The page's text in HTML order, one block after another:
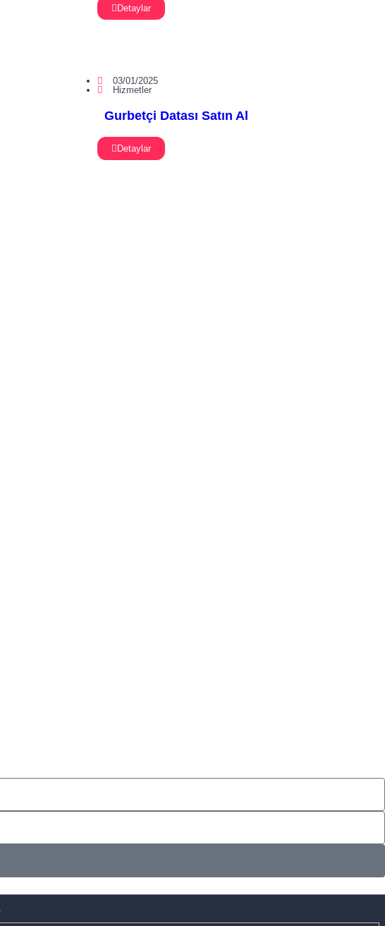
Detaylar
03/01/2025
Hizmetler
Gurbetçi Datası Satın Al
Detaylar